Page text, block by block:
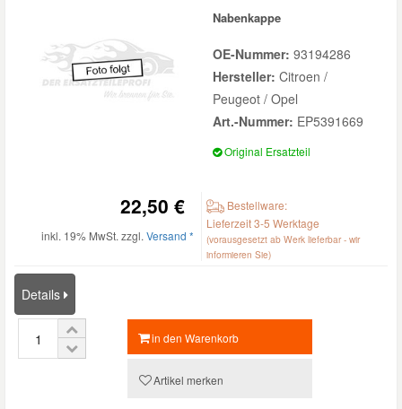
Nabenkappe
OE-Nummer: 93194286
Hersteller: Citroen /
Peugeot / Opel
Art.-Nummer: EP5391669
Original Ersatzteil
22,50 €
inkl. 19% MwSt. zzgl. Versand *
Bestellware:
Lieferzeit 3-5 Werktage
(vorausgesetzt ab Werk lieferbar - wir
informieren Sie)
Details
in den Warenkorb
Artikel merken